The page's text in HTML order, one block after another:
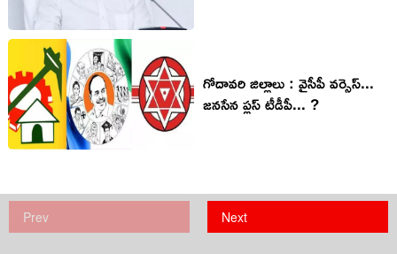
గోదావరి జిల్లాలు : వైసీపీ వర్సెస్...
జనసేన ప్లస్ టీడీపీ... ?
Prev Next